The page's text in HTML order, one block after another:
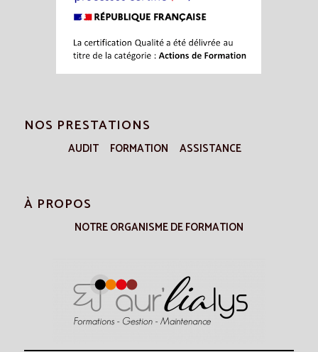
NOS PRESTATIONS
AUDIT FORMATION ASSISTANCE
À PROPOS
NOTRE ORGANISME DE FORMATION